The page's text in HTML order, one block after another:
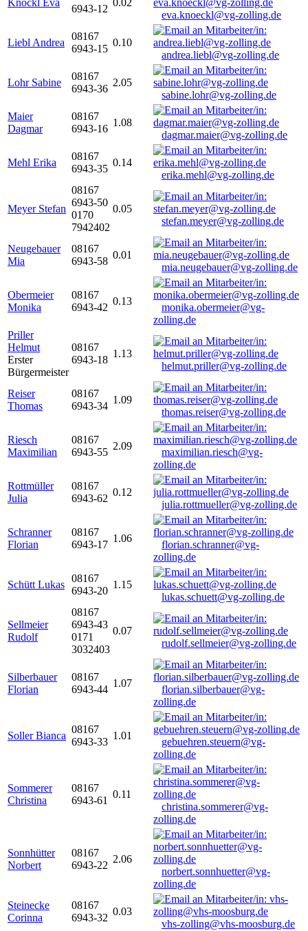
Knöckl Eva
6943-12
0.02
eva.knoeckl@vg-zolling.de
Liebl Andrea
08167
6943-15
0.10
andrea.liebl@vg-zolling.de
Lohr Sabine
08167
6943-36
2.05
sabine.lohr@vg-zolling.de
Maier
Dagmar
08167
6943-16
1.08
dagmar.maier@vg-zolling.de
Mehl Erika
08167
6943-35
0.14
erika.mehl@vg-zolling.de
Meyer Stefan
08167
6943-50
0170
7942402
0.05
stefan.meyer@vg-zolling.de
Neugebauer
Mia
08167
6943-58
0.01
mia.neugebauer@vg-zolling.de
Obermeier
Monika
08167
6943-42
0.13
monika.obermeier@vg-
zolling.de
Priller
Helmut
Erster
Bürgermeister
08167
6943-18
1.13
helmut.priller@vg-zolling.de
Reiser
Thomas
08167
6943-34
1.09
thomas.reiser@vg-zolling.de
Riesch
Maximilian
08167
6943-55
2.09
maximilian.riesch@vg-
zolling.de
Rottmüller
Julia
08167
6943-62
0.12
julia.rottmueller@vg-zolling.de
Schranner
Florian
08167
6943-17
1.06
florian.schranner@vg-
zolling.de
Schütt Lukas
08167
6943-20
1.15
lukas.schuett@vg-zolling.de
Sellmeier
Rudolf
08167
6943-43
0171
3032403
0.07
rudolf.sellmeier@vg-zolling.de
Silberbauer
Florian
08167
6943-44
1.07
florian.silberbauer@vg-
zolling.de
Soller Bianca
08167
6943-33
1.01
gebuehren.steuern@vg-
zolling.de
Sommerer
Christina
08167
6943-61
0.11
christina.sommerer@vg-
zolling.de
Sonnhütter
Norbert
08167
6943-22
2.06
norbert.sonnhuetter@vg-
zolling.de
Steinecke
Corinna
08167
6943-32
0.03
vhs-zolling@vhs-moosburg.de